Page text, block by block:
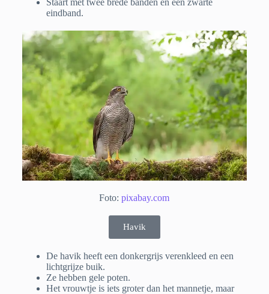
Staart met twee brede banden en een zwarte
eindband.
Foto:pixabay.com
Havik
De havik heeft een donkergrijs verenkleed en een
lichtgrijze buik.
Ze hebben gele poten.
Het vrouwtje is iets groter dan het mannetje, maar